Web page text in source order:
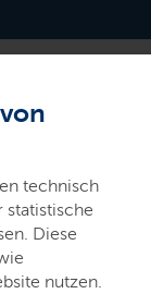
technisch
statistische
Diese
nutzen.